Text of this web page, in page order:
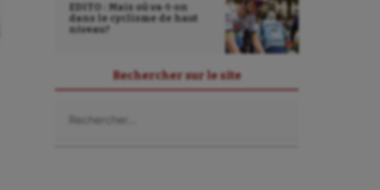
EDITO : Mais où va-t-on
dans le cyclisme de haut
niveau?
Rechercher sur le site